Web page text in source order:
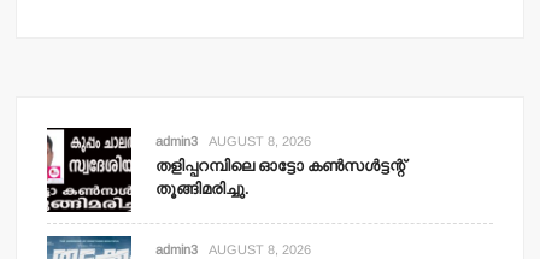
admin3 AUGUST 8, 2026
തളിപ്പറമ്പിലെ ഓട്ടോ കണ്‍സള്‍ട്ടന്റ്
തൂങ്ങിമരിച്ചു.
admin3 AUGUST 8, 2026